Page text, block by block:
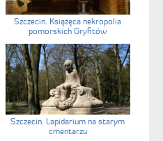
Szczecin. Książęca nekropolia
pomorskich Gryfitów
Szczecin. Lapidarium na starym
cmentarzu